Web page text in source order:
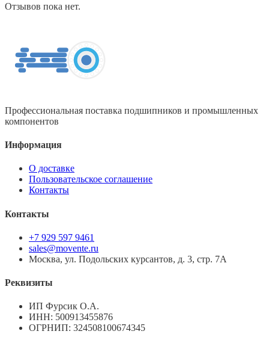
Отзывов пока нет.
Профессиональная поставка подшипников и промышленных
компонентов
Информация
О доставке
Пользовательское соглашение
Контакты
Контакты
+7 929 597 9461
sales@movente.ru
Москва, ул. Подольских курсантов, д. 3, стр. 7А
Реквизиты
ИП Фурсик О.А.
ИНН: 500913455876
ОГРНИП: 324508100674345